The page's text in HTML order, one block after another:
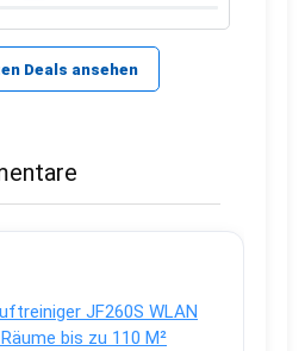
Deals ansehen
JF260S WLAN
bis zu 110 M²